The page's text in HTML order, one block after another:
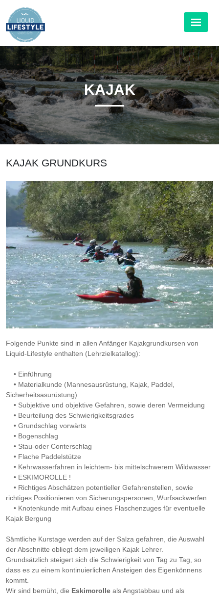
KAJAK
KAJAK GRUNDKURS
Folgende Punkte sind in allen Anfänger Kajakgrundkursen von
Liquid-Lifestyle enthalten (Lehrzielkatallog):
• Einführung
• Materialkunde (Mannesausrüstung, Kajak, Paddel,
Sicherheitsasurüstung)
• Subjektive und objektive Gefahren, sowie deren Vermeidung
• Beurteilung des Schwierigkeitsgrades
• Grundschlag vorwärts
• Bogenschlag
• Stau-oder Conterschlag
• Flache Paddelstütze
• Kehrwasserfahren in leichtem- bis mittelschwerem Wildwasser
• ESKIMOROLLE !
• Richtiges Abschätzen potentieller Gefahrenstellen, sowie
richtiges Positionieren von Sicherungspersonen, Wurfsackwerfen
• Knotenkunde mit Aufbau eines Flaschenzuges für eventuelle
Kajak Bergung
Sämtliche Kurstage werden auf der Salza gefahren, die Auswahl
der Abschnitte obliegt dem jeweiligen Kajak Lehrer.
Grundsätzlich steigert sich die Schwierigkeit von Tag zu Tag, so
dass es zu einem kontinuierlichen Ansteigen des Eigenkönnens
kommt.
Wir sind bemüht, die Eskimorolle als Angstabbau und als